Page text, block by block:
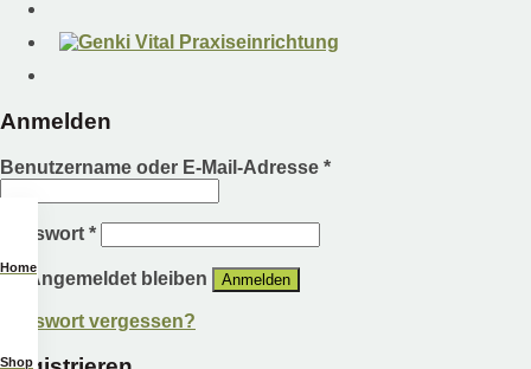
Home
Shop
Anmelden
Benutzername oder E-Mail-Adresse *
Passwort *
Angemeldet bleiben Anmelden
Passwort vergessen?